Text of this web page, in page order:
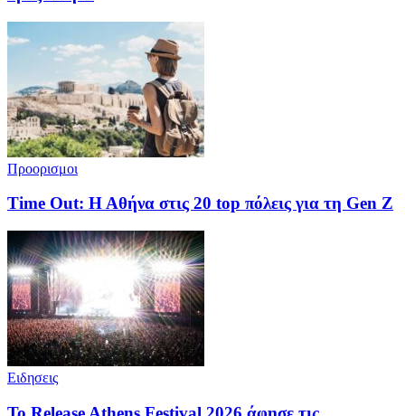
Προορισμοι
Time Out: Η Αθήνα στις 20 top πόλεις για τη Gen Z
Ειδησεις